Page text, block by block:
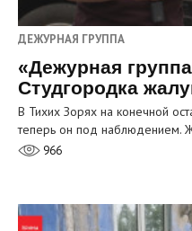
ДЕЖУРНАЯ ГРУППА
«Дежурная
Студгородка
В Тихих Зорях на конечной
теперь он под наблюдением.
966